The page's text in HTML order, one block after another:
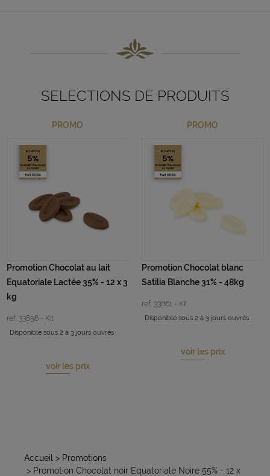
SELECTIONS DE PRODUITS
PROMO
Promotion Chocolat au lait
Equatoriale Lactée 35% - 12 x 3
kg
ref. 33856 - Kit
Disponible sous 2 à 3 jours ouvrés
voir les prix
PROMO
Promotion Chocolat blanc
Satilia Blanche 31% - 48kg
ref. 33861 - Kit
Disponible sous 2 à 3 jours ouvrés
voir les prix
Accueil > Promotions
> Promotion Chocolat noir Equatoriale Noire 55% - 12 x